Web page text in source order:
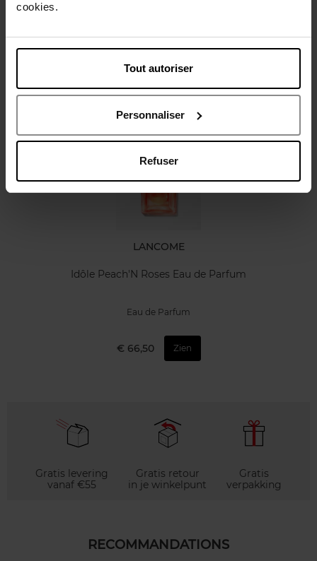
cookies.
Tout autoriser
Personnaliser
Refuser
Beleid inzake klantbeoordelingen
Nog iets vergeten ?
LANCOME
Idôle Peach'N Roses Eau de Parfum
Eau de Parfum
€ 66,50 Zien
Gratis levering
vanaf €55
Gratis retour
in je winkelpunt
Gratis
verpakking
RECOMMANDATIONS